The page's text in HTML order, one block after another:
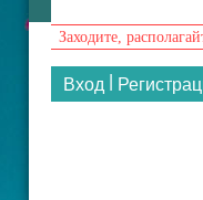
Заходите,
Вход